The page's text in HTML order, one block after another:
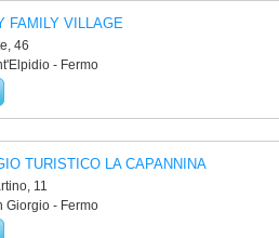
FAMILY VILLAGE
46
- Fermo
TURISTICO LA CAPANNINA
11
Giorgio - Fermo